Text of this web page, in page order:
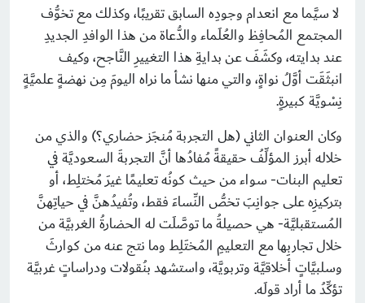
لا سيَّما مع انعدام وجودِه السابق تقريبًا، وكذلك مع تخوُّف
المجتمع المُحافِظ والعُلَماء والدُّعاة من هذا الوافدِ الجديدِ
عند بدايته، وكشَفَ عن بدايةِ هذا التغييرِ النَّاجح، وكيف
انبثَقَت أوَّلُ نواةٍ، والتي منها نشأ ما نراه اليومَ مِن نهضةٍ علميَّةٍ
نِسْويَّة كبيرةٍ.
وكان العنوان الثاني (هل التجربة مُنجَز حضاري؟) والذي من
خلاله أبرز المؤلِّفُ حقيقةً مُفادُها أنَّ التجربةَ السعوديَّة في
تعليم البنات- سواء من حيث كونُه تعليمًا غيرَ مُختلِط، أو
بتركيزِه على جوانِبَ تخصُّ النِّساءَ فقط، وتُفيدُهنَّ في حياتِهنَّ
المُستقبليَّة- هي حصيلةُ ما توصَّلَت له الحضارةُ الغربيَّة من
خلال تجاربِها مع التعليمِ المُختَلِط وما نتج عنه من كوارثَ
وسلبيَّاتٍ أخلاقيَّة وتربويَّة، واستشهد بنُقولات ودراساتٍ غربيَّة
تؤكِّدُ ما أراد قولَه.